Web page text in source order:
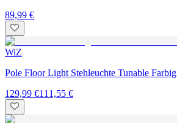
89,99 €
WiZ
Pole Floor Light Stehleuchte Tunable Farbig
129,99 €111,55 €